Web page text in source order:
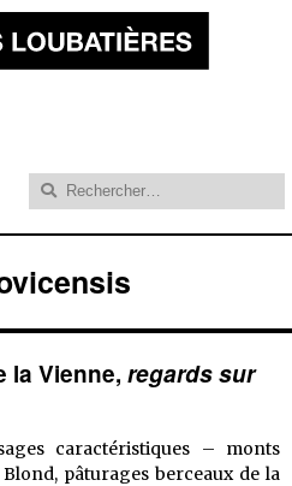
Rechercher :
la Vienne, regards sur
caractéristiques – monts
Blond, pâturages berceaux de la